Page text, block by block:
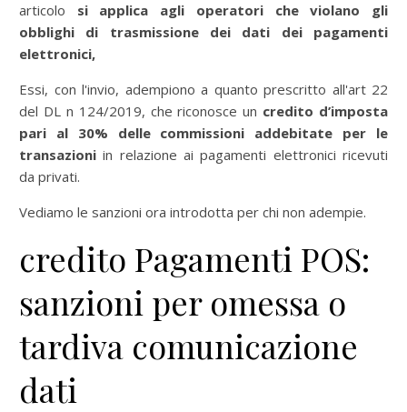
articolo si applica agli operatori che violano gli
obblighi di trasmissione dei dati dei pagamenti
elettronici,
Essi, con l'invio, adempiono a quanto prescritto all'art 22
del DL n 124/2019, che riconosce un credito d’imposta
pari al 30% delle commissioni addebitate per le
transazioni in relazione ai pagamenti elettronici ricevuti
da privati.
Vediamo le sanzioni ora introdotta per chi non adempie.
credito Pagamenti POS:
sanzioni per omessa o
tardiva comunicazione
dati